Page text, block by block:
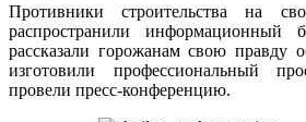
Противники строительства на
распространили информационный
рассказали горожанам свою правду
изготовили профессиональный
провели пресс-конференцию.